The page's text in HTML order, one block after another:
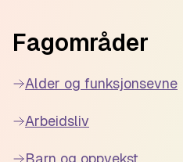
Fagområder
Alder og funksjonsevne
Arbeidsliv